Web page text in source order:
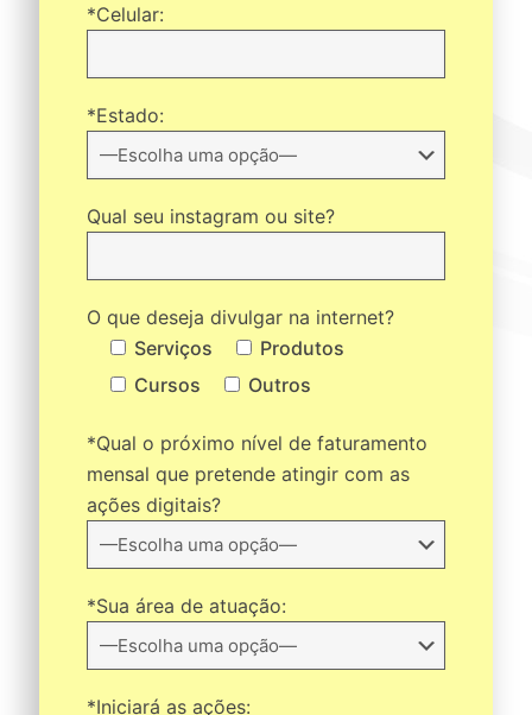
*Celular:
*Estado:
Qual seu instagram ou site?
O que deseja divulgar na internet?
Serviços
Produtos
Cursos
Outros
*Qual o próximo nível de faturamento
mensal que pretende atingir com as
ações digitais?
*Sua área de atuação:
*Iniciará as ações: